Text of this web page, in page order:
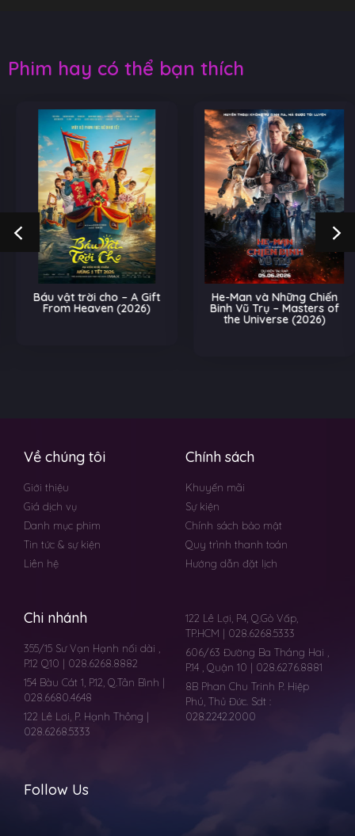
Phim hay có thể bạn thích
Báu vật trời cho – A Gift
From Heaven (2026)
He-Man và Những Chiến
Binh Vũ Trụ – Masters of
the Universe (2026)
Về chúng tôi
Giới thiệu
Giá dịch vụ
Danh mục phim
Tin tức & sự kiện
Liên hệ
Chính sách
Khuyến mãi
Sự kiện
Chính sách bảo mật
Quy trình thanh toán
Hướng dẫn đặt lịch
Chi nhánh
355/15 Sư Vạn Hạnh nối dài ,
P.12 Q10 | 028.6268.8882
154 Bàu Cát 1, P.12, Q.Tân Bình |
028.6680.4648
122 Lê Lơi, P. Hạnh Thông |
028.6268.5333
122 Lê Lợi, P4, Q.Gò Vấp,
TP.HCM | 028.6268.5333
606/63 Đường Ba Tháng Hai ,
P.14 , Quận 10 | 028.6276.8881
8B Phan Chu Trinh P. Hiệp
Phú, Thủ Đức. Sdt :
028.2242.2000
Follow Us